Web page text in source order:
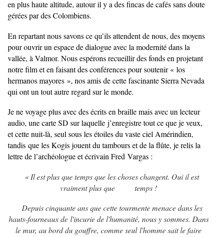
en plus haute altitude, autour il y a des fincas de cafés sans doute
gérées par des Colombiens.
En repartant nous savons ce qu’ils attendent de nous, des moyens
pour ouvrir un espace de dialogue avec la modernité dans la
vallée, à Valmor. Nous espérons recueillir des fonds en projetant
notre film et en faisant des conférences pour soutenir « los
hermanos mayores », nos amis de cette fascinante Sierra Nevada
qui ont un tout autre regard sur le monde.
Je ne voyage plus avec des écrits en braille mais avec un lecteur
audio, une carte SD sur laquelle j’enregistre tout ce que je veux,
et cette nuit-là, seul sous les étoiles du vaste ciel Amérindien,
tandis que les Kogis jouent du tambours et de la flûte, je relis la
lettre de l’archéologue et écrivain Fred Vargas :
« Il est plus que temps que les choses changent. Oui il est
vraiment plus que temps !
Depuis cinquante ans que cette tourmente menace dans les
hauts-fourneaux de l'incurie de l'humanité, nous y sommes. Dans
le mur, au bord du gouffre, comme seull'homme sait le faire